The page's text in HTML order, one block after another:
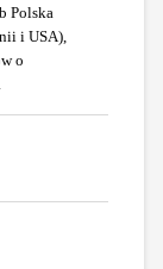
Polska
i USA),
o